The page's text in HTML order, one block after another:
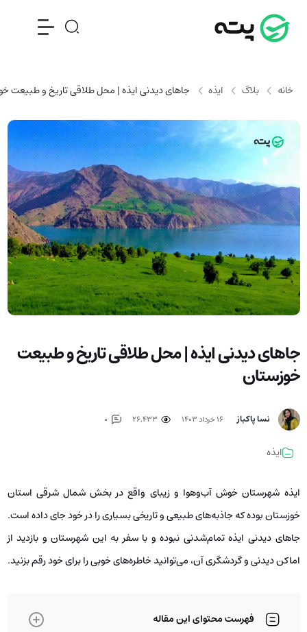
خانه بلاگ ایذه جاهای دیدنی ایذه | محل طلاقی تاریخ و طبیعت
جاهای دیدنی ایذه | محل طلاقی تاریخ و طبیعت
خوزستان
نسا پاکباز ۱۶ خرداد ۱۴۰۳ 26,433
ایذه
ایذه شهرستان خوش‌ آب‌وهوا و زیبای واقع در بخش شمال شرقی استان
خوزستان بوده که جاذبه‌های طبیعی و تاریخی بسیاری را در خود جای داده است.
جاهای دیدنی ایذه تمام‌شدنی نبوده و با سفر به این شهرستان و بازدید از
اماکن دیدنی و گردشگری آن، می‌توانید خاطره‌های خوبی را برای خود رقم بزنید.
فهرست محتوای این مقاله